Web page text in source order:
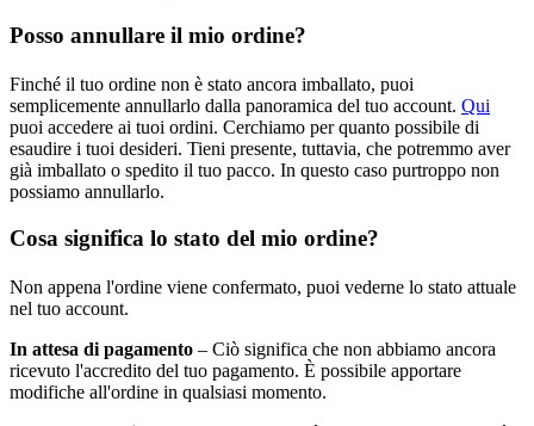
Posso annullare il mio ordine?
Finché il tuo ordine non è stato ancora imballato, puoi
semplicemente annullarlo dalla panoramica del tuo account. Qui
puoi accedere ai tuoi ordini. Cerchiamo per quanto possibile di
esaudire i tuoi desideri. Tieni presente, tuttavia, che potremmo aver
già imballato o spedito il tuo pacco. In questo caso purtroppo non
possiamo annullarlo.
Cosa significa lo stato del mio ordine?
Non appena l'ordine viene confermato, puoi vederne lo stato attuale
nel tuo account.
In attesa di pagamento – Ciò significa che non abbiamo ancora
ricevuto l'accredito del tuo pagamento. È possibile apportare
modifiche all'ordine in qualsiasi momento.